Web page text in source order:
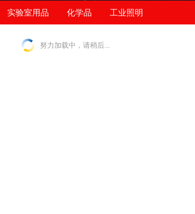
实验室用品 化学品 工业照明
努力加载中，请稍后...